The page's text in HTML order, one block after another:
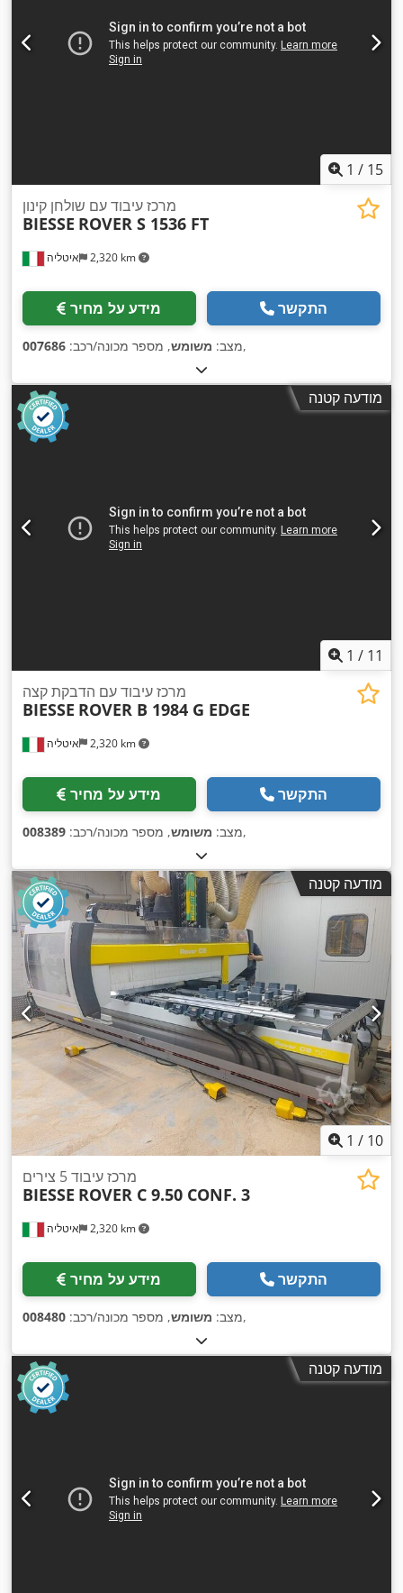
1 / 15
איטליה 2,320 km
מרכז עיבוד עם שולחן קינון
BIESSE ROVER S 1536 FT
מידע על מחיר התקשר
מצב: משומש, מספר מכונה/רכב: 007686 ,
מודעה קטנה
1 / 11
איטליה 2,320 km
מרכז עיבוד עם הדבקת קצה
BIESSE ROVER B 1984 G EDGE
מידע על מחיר התקשר
מצב: משומש, מספר מכונה/רכב: 008389 ,
מודעה קטנה
1 / 10
איטליה 2,320 km
מרכז עיבוד 5 צירים
BIESSE ROVER C 9.50 CONF. 3
מידע על מחיר התקשר
מצב: משומש, מספר מכונה/רכב: 008480 ,
מודעה קטנה